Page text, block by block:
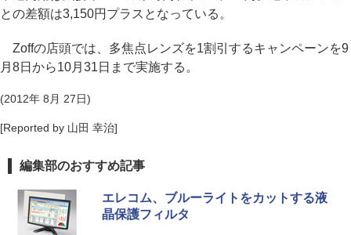
との差額は3,150円プラスとなっている。
Zoffの店頭では、多焦点レンズを1割引するキャンペーンを9
月8日から10月31日まで実施する。
(2012年 8月 27日)
[Reported by 山田 幸治]
編集部のおすすめ記事
エレコム、ブルーライトをカットする液
晶保護フィルタ